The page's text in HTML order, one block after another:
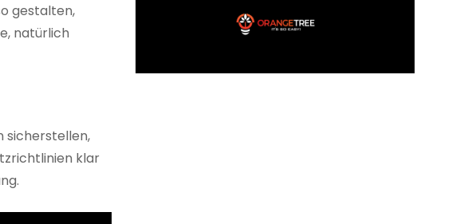
gestalten,
natürlich
sicherstellen,
klar